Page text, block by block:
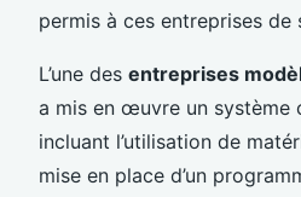
permis à ces entreprises de
L’une des entreprises
a mis en œuvre un système
incluant l’utilisation de
mise en place d’un